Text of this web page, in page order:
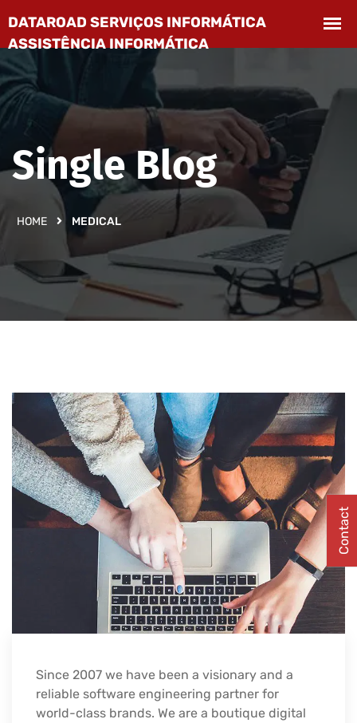
Single Blog
HOME MEDICAL
Since 2007 we have been a visionary and a
reliable software engineering partner for
world-class brands. We are a boutique digital
Contact